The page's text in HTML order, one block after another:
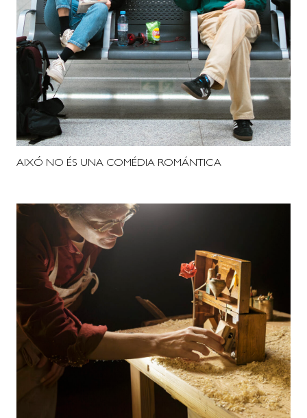
AIXÓ NO ÉS UNA COMÉDIA ROMÁNTICA